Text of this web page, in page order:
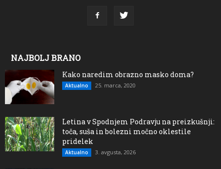
NAJBOLJ BRANO
Kako naredim obrazno masko doma?
Aktualno 25. marca, 2020
Letina v Spodnjem Podravju na preizkušnji:
toča, suša in bolezni močno oklestile
pridelek
Aktualno 3. avgusta, 2026